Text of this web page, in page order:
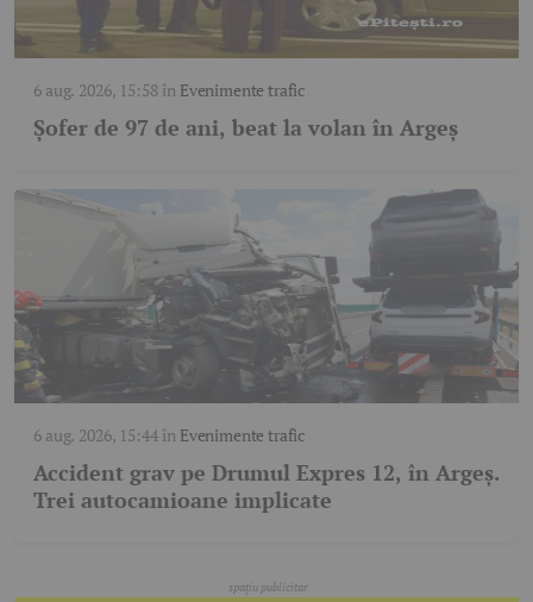
6 aug. 2026, 15:58în Evenimente trafic
Șofer de 97 de ani, beat la volan în Argeș
6 aug. 2026, 15:44în Evenimente trafic
Accident grav pe Drumul Expres 12, în Argeș.
Trei autocamioane implicate